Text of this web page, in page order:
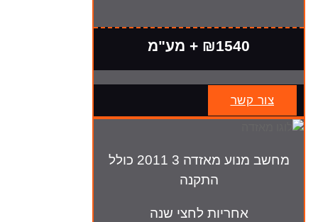
₪1540 + מע"מ
צור קשר
מחשב מנוע מאזדה 3 2011 כולל
התקנה
אחריות לחצי שנה